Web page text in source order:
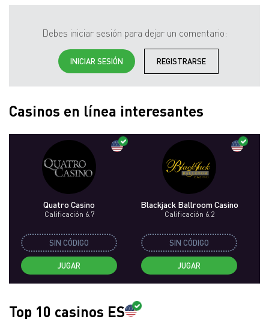
Debes iniciar sesión para dejar un comentario:
INICIAR SESIÓN REGISTRARSE
Casinos en línea interesantes
Quatro Casino
Calificación 6.7
SIN CÓDIGO
JUGAR
Blackjack Ballroom Casino
Calificación 6.2
SIN CÓDIGO
JUGAR
Top 10 casinos ES